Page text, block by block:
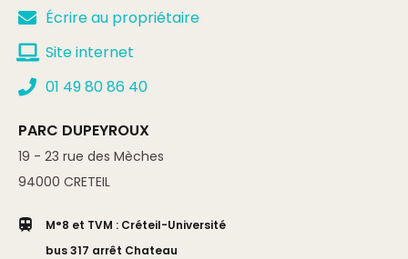
Écrire au propriétaire
Site internet
01 49 80 86 40
PARC DUPEYROUX
19 - 23 rue des Mèches
94000 CRETEIL
M°8 et TVM : Créteil-Université
bus 317 arrêt Chateau